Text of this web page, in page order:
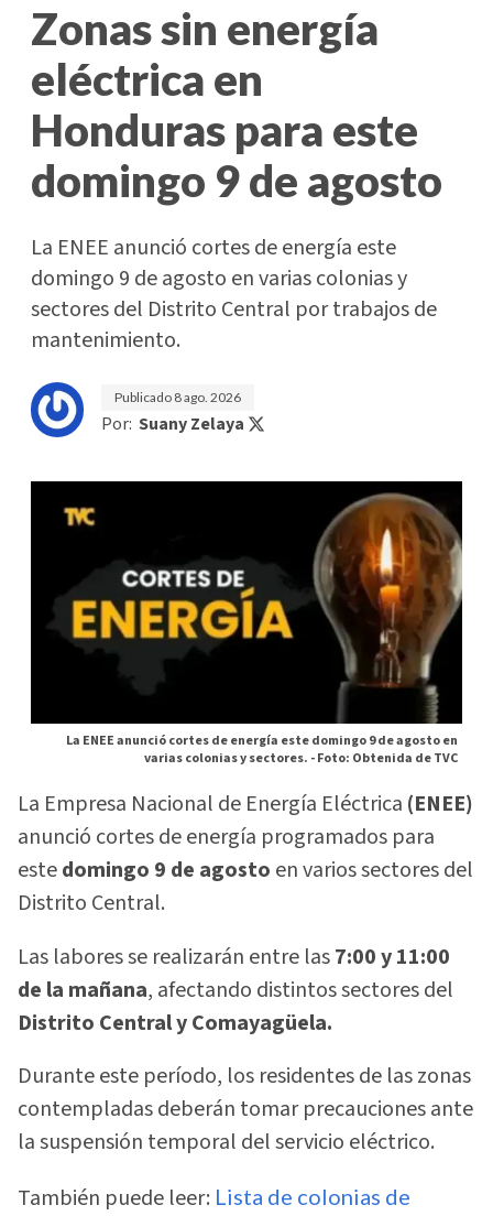
Zonas sin energía
eléctrica en
Honduras para este
domingo 9 de agosto
La ENEE anunció cortes de energía este
domingo 9 de agosto en varias colonias y
sectores del Distrito Central por trabajos de
mantenimiento.
Publicado 8 ago. 2026
Por: Suany Zelaya
La ENEE anunció cortes de energía este domingo 9 de agosto en
varias colonias y sectores. -Foto: Obtenida de TVC
La Empresa Nacional de Energía Eléctrica (ENEE)
anunció cortes de energía programados para
estedomingo 9 de agosto en varios sectores del
Distrito Central.
Las labores se realizarán entre las7:00 y 11:00
de la mañana, afectando distintos sectores del
Distrito Central y Comayagüela.
Durante este período, los residentes de las zonas
contempladas deberán tomar precauciones ante
la suspensión temporal del servicio eléctrico.
También puede leer: Lista de colonias de